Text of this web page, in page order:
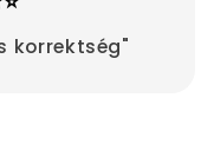
korrektség"